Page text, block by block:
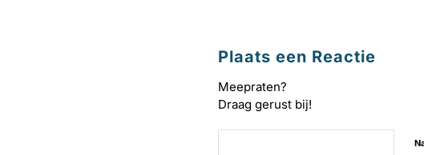
Plaats een Reactie
Meepraten?
Draag gerust bij!